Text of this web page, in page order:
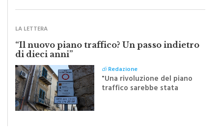
“Il nuovo piano traffico? Un passo indietro
di dieci anni”
"Una rivoluzione del piano
traffico sarebbe stata
efficace se preceduta da
una rivoluzione culturale"